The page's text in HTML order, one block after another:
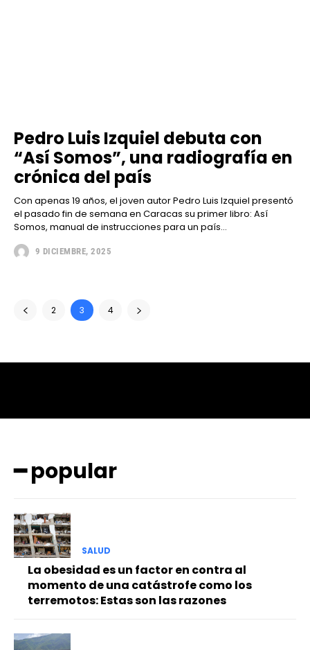
Pedro Luis Izquiel debuta con
“Así Somos”, una radiografía en
crónica del país
Con apenas 19 años, el joven autor Pedro Luis Izquiel presentó
el pasado fin de semana en Caracas su primer libro: Así
Somos, manual de instrucciones para un país...
9 DICIEMBRE, 2025
2 3 4
━ popular
SALUD
La obesidad es un factor en contra al
momento de una catástrofe como los
terremotos: Estas son las razones